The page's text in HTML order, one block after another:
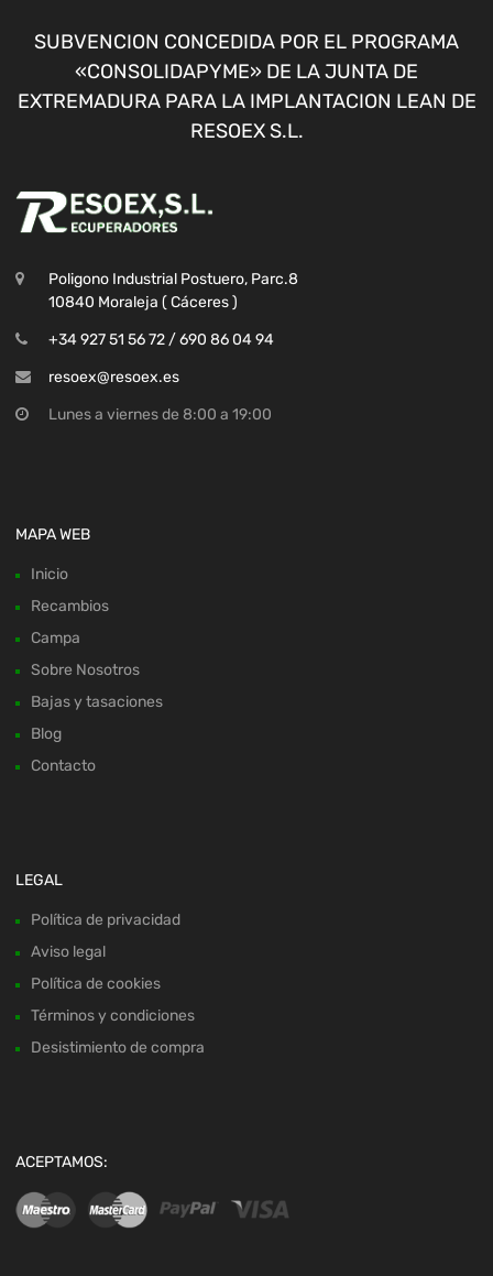
SUBVENCION CONCEDIDA POR EL PROGRAMA
«CONSOLIDAPYME» DE LA JUNTA DE
EXTREMADURA PARA LA IMPLANTACION LEAN DE
RESOEX S.L.
Poligono Industrial Postuero, Parc.8
10840 Moraleja ( Cáceres )
+34 927 51 56 72 / 690 86 04 94
resoex@resoex.es
Lunes a viernes de 8:00 a 19:00
MAPA WEB
Inicio
Recambios
Campa
Sobre Nosotros
Bajas y tasaciones
Blog
Contacto
LEGAL
Política de privacidad
Aviso legal
Política de cookies
Términos y condiciones
Desistimiento de compra
ACEPTAMOS: